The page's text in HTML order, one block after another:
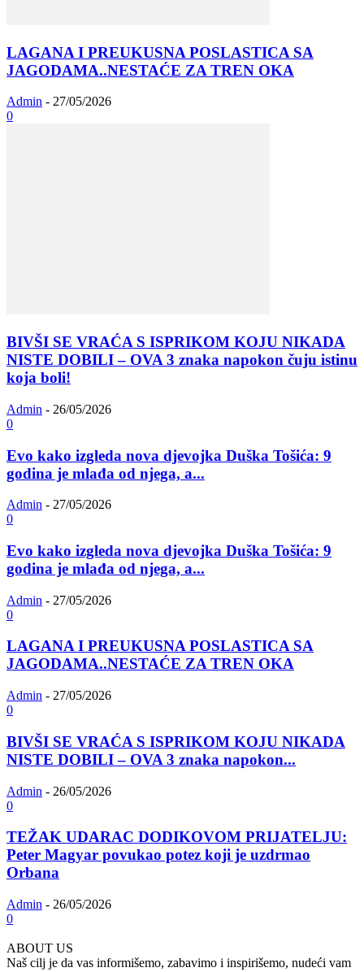
LAGANA I PREUKUSNA POSLASTICA SA
JAGODAMA..NESTAĆE ZA TREN OKA
Admin - 27/05/2026
0
BIVŠI SE VRAĆA S ISPRIKOM KOJU NIKADA
NISTE DOBILI – OVA 3 znaka napokon čuju istinu
koja boli!
Admin - 26/05/2026
0
Evo kako izgleda nova djevojka Duška Tošića: 9
godina je mlađa od njega, a...
Admin - 27/05/2026
0
Evo kako izgleda nova djevojka Duška Tošića: 9
godina je mlađa od njega, a...
Admin - 27/05/2026
0
LAGANA I PREUKUSNA POSLASTICA SA
JAGODAMA..NESTAĆE ZA TREN OKA
Admin - 27/05/2026
0
BIVŠI SE VRAĆA S ISPRIKOM KOJU NIKADA
NISTE DOBILI – OVA 3 znaka napokon...
Admin - 26/05/2026
0
TEŽAK UDARAC DODIKOVOM PRIJATELJU:
Peter Magyar povukao potez koji je uzdrmao
Orbana
Admin - 26/05/2026
0
ABOUT US
Naš cilj je da vas informišemo, zabavimo i inspirišemo, nudeći vam